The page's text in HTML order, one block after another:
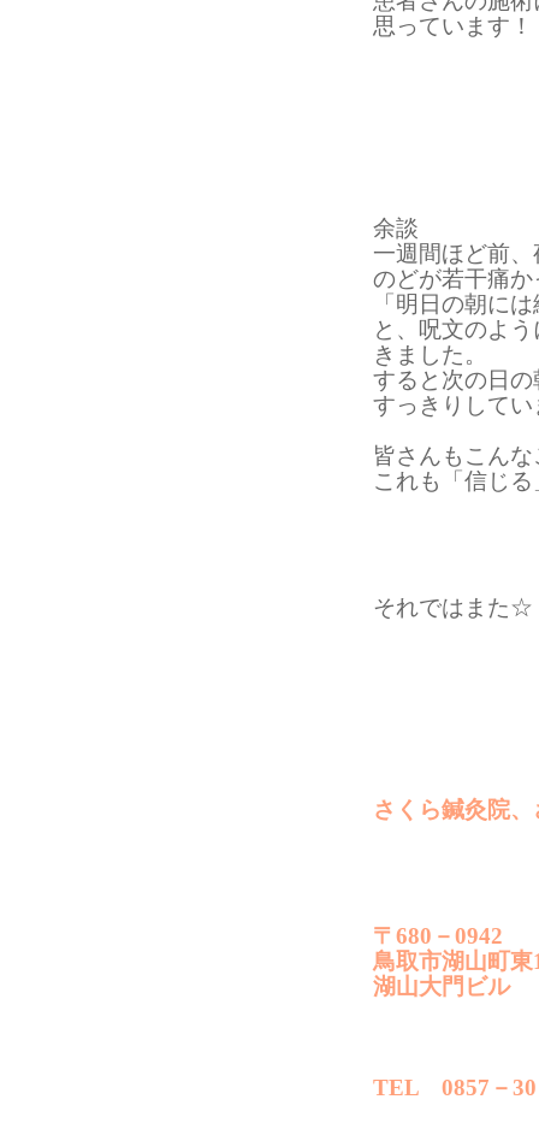
思っています！
余談
一週間ほど前
のどが若干痛
「明日の朝に
と、呪文のよ
きました。
すると次の日
すっきりして
皆さんもこん
これも「信じ
それではまた☆
さくら鍼灸院
〒680－0942
鳥取市湖山町東
湖山大門ビル
TEL 0857－30